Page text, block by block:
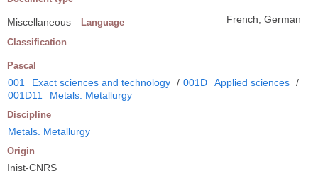
Miscellaneous Language French; German
Classification
Pascal
001 Exact sciences and technology / 001D Applied sciences /
001D11
Metals. Metallurgy
Discipline
Metals. Metallurgy
Origin
Inist-CNRS